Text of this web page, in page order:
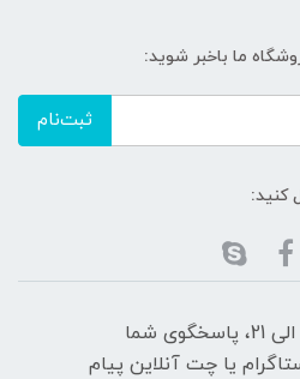
ما باخبر شوید:
ثبت‌نام
کنید:
هفت روز هفته، از ساعت 9 الی 21، پاسخگوی شما
یا چت آنلاین پیام